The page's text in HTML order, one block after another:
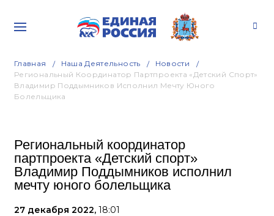
Главная Наша Деятельность
Новости
Региональный Координатор Партпроекта «Детский Спорт»
Владимир Поддымников Исполнил Мечту Юного
Болельщика
Региональный координатор
партпроекта «Детский спорт»
Владимир Поддымников исполнил
мечту юного болельщика
27 декабря 2022, 18:01